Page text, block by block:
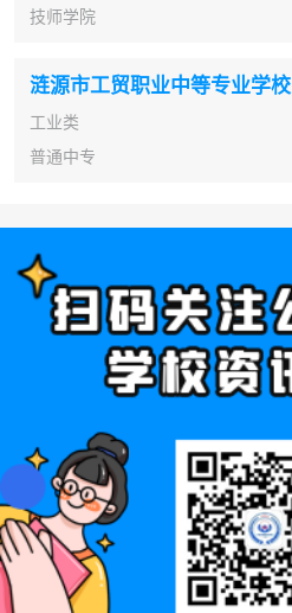
技师学院
涟源市工贸职业中等专业学校
工业类
普通中专